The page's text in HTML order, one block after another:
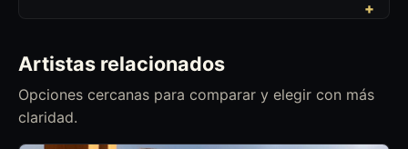
Artistas relacionados
Opciones cercanas para comparar y elegir con más
claridad.